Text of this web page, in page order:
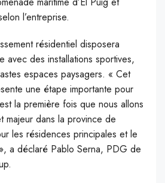
l’entreprise.
résidentiel disposera
avec des installations sportives,
espaces paysagers. « Cet
une étape importante pour
la première fois que nous allons
majeur dans la province de
les résidences principales et le
a déclaré Pablo Serna, PDG de